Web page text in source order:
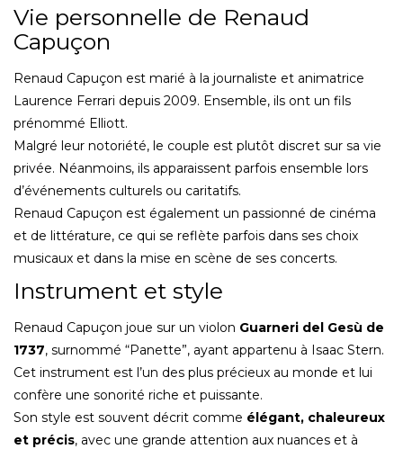
Vie personnelle de Renaud
Capuçon
Renaud Capuçon est marié à la journaliste et animatrice
Laurence Ferrari depuis 2009. Ensemble, ils ont un fils
prénommé Elliott.
Malgré leur notoriété, le couple est plutôt discret sur sa vie
privée. Néanmoins, ils apparaissent parfois ensemble lors
d’événements culturels ou caritatifs.
Renaud Capuçon est également un passionné de cinéma
et de littérature, ce qui se reflète parfois dans ses choix
musicaux et dans la mise en scène de ses concerts.
Instrument et style
Renaud Capuçon joue sur un violon Guarneri del Gesù de
1737, surnommé “Panette”, ayant appartenu à Isaac Stern.
Cet instrument est l’un des plus précieux au monde et lui
confère une sonorité riche et puissante.
Son style est souvent décrit comme élégant, chaleureux
et précis, avec une grande attention aux nuances et à